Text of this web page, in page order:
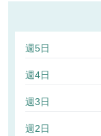
週5日
週4日
週3日
週2日